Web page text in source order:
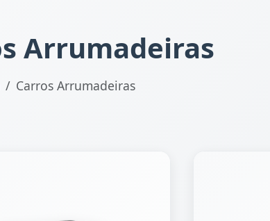
Arrumadeiras
Carros Arrumadeiras